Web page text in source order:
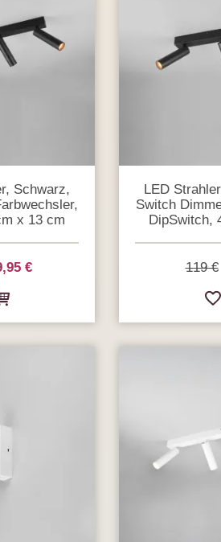
Schwarz,
x 13 cm
€
LED
Switch
DipSwitch,
119 €